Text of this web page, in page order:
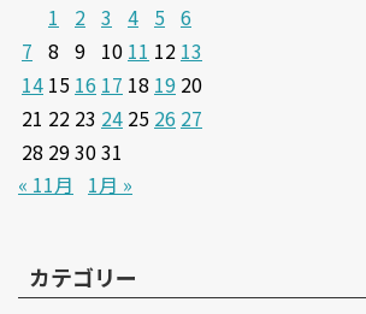
1
2 3 4 5 6
7 8 9 10 11 12 13
14 15 16 17 18 19 20
21 22 23 24 25 26 27
28 293031
« 11月
1月 »
カテゴリー